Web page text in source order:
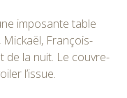
imposante table
Mickaël, François-
de la nuit. Le couvre-
l’issue.